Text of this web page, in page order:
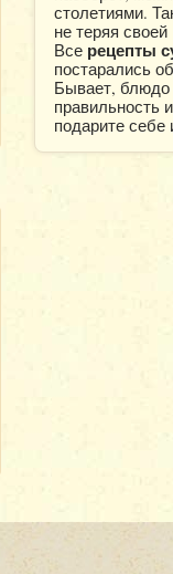
столетиями.
не теряя
Все рецепты
постарались
Бывает, блюдо
правильность
подарите